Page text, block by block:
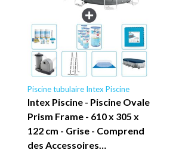
Piscine tubulaire Intex Piscine
Intex Piscine - Piscine Ovale
Prism Frame - 610 x 305 x
122 cm - Grise - Comprend
des Accessoires…